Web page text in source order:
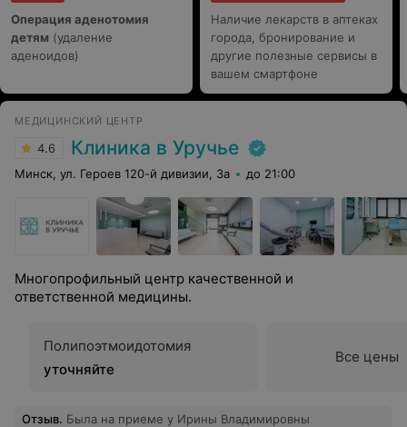
Операция аденотомия
детям (удаление
аденоидов)
Наличие лекарств в аптеках
города, бронирование и
другие полезные сервисы в
вашем смартфоне
МЕДИЦИНСКИЙ ЦЕНТР
4.6 Клиника в Уручье
Минск, ул. Героев 120-й дивизии, 3а до 21:00
Многопрофильный центр качественной и
ответственной медицины.
Полипоэтмоидотомия
уточняйте
Все цены
Отзыв. Была на приеме у Ирины Владимировны